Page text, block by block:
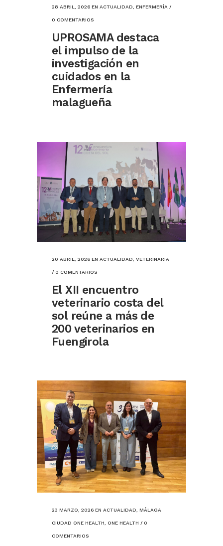
28 ABRIL, 2026 EN ACTUALIDAD ENFERMERÍA /
0 COMENTARIOS
UPROSAMA destaca
el impulso de la
investigación en
cuidados en la
Enfermería
malagueña
20 ABRIL, 2026 EN ACTUALIDAD VETERINARIA
/ 0 COMENTARIOS
El XII encuentro
veterinario costa del
sol reúne a más de
200 veterinarios en
Fuengirola
23 MARZO, 2026 EN ACTUALIDAD MÁLAGA
CIUDAD ONE HEALTH ONE HEALTH / 0
COMENTARIOS